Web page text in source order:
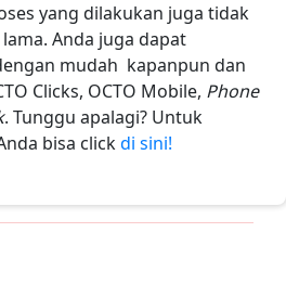
yang dilakukan juga tidak
Anda juga dapat
mudah kapanpun dan
Clicks, OCTO Mobile, Phone
. Tunggu apalagi? Untuk
bisa clickdi sini!